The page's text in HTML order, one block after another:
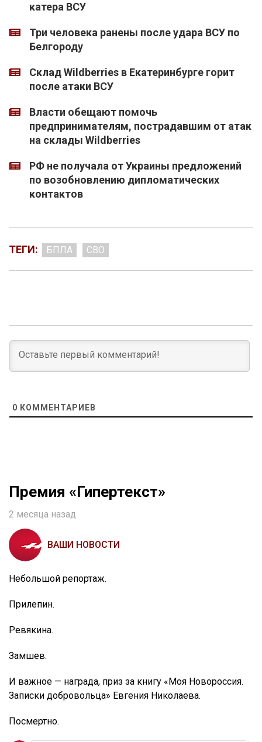
катера ВСУ
Три человека ранены после удара ВСУ по
Белгороду
Склад Wildberries в Екатеринбурге горит
после атаки ВСУ
Власти обещают помочь
предпринимателям, пострадавшим от атак
на склады Wildberries
РФ не получала от Украины предложений
по возобновлению дипломатических
контактов
ТЕГИ: БПЛА СВО
0 КОММЕНТАРИЕВ
Премия «Гипертекст»
2 месяца назад
ВАШИ НОВОСТИ
Небольшой репортаж.
Прилепин.
Ревякина.
Замшев.
И важное — награда, приз за книгу «Моя Новороссия.
Записки добровольца» Евгения Николаева.
Посмертно.